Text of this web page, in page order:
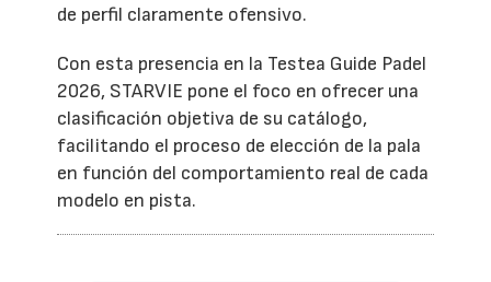
de perfil claramente ofensivo.
Con esta presencia en la Testea Guide Padel
2026, STARVIE pone el foco en ofrecer una
clasificación objetiva de su catálogo,
facilitando el proceso de elección de la pala
en función del comportamiento real de cada
modelo en pista.